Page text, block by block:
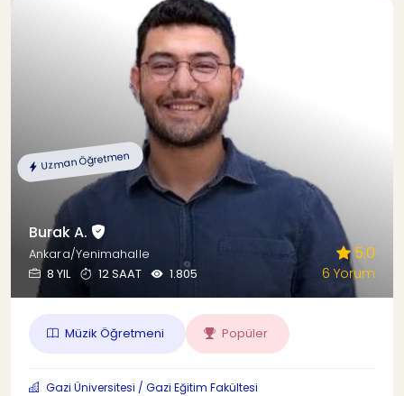
Uzman Öğretmen
Burak A.
Ankara/Yenimahalle
8 YIL
12 SAAT 1.805
5.0
6 Yorum
Müzik Öğretmeni Popüler
Gazi Üniversitesi / Gazi Eğitim Fakültesi